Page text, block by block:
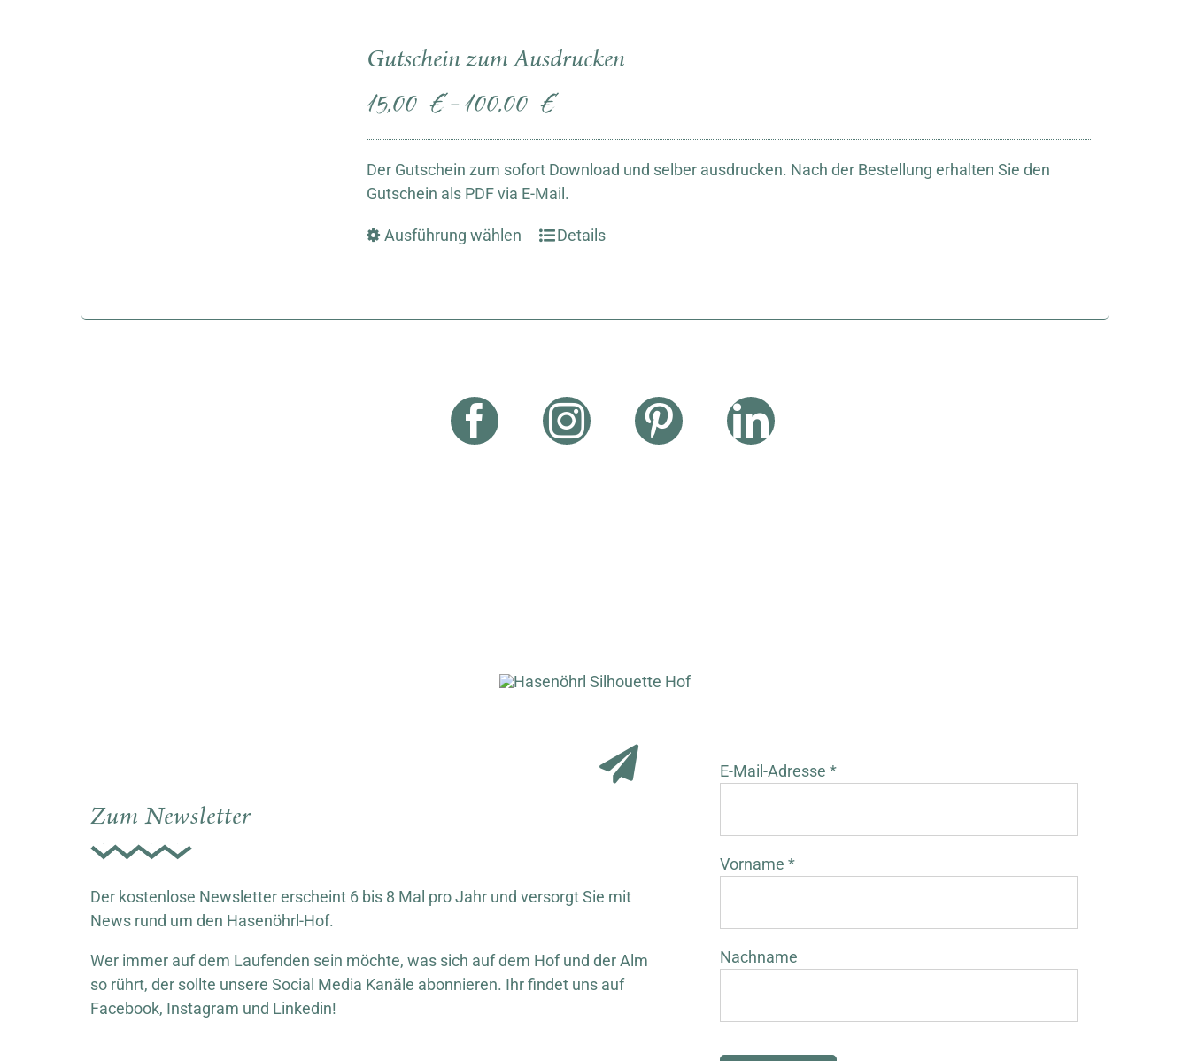
Gutschein zum Ausdrucken
15,00€ – 100,00€
Der Gutschein zum sofort Download und selber ausdrucken. Nach der Bestellung erhalten Sie den
Gutschein als PDF via E-Mail.
Ausführung wählen Details
Zum Newsletter
Der kostenlose Newsletter erscheint 6 bis 8 Mal pro Jahr und versorgt Sie mit
News rund um den Hasenöhrl-Hof.
Wer immer auf dem Laufenden sein möchte, was sich auf dem Hof und der Alm
so rührt, der sollte unsere Social Media Kanäle abonnieren. Ihr findet uns auf
Facebook, Instagram und Linkedin!
E-Mail-Adresse *
Vorname *
Nachname